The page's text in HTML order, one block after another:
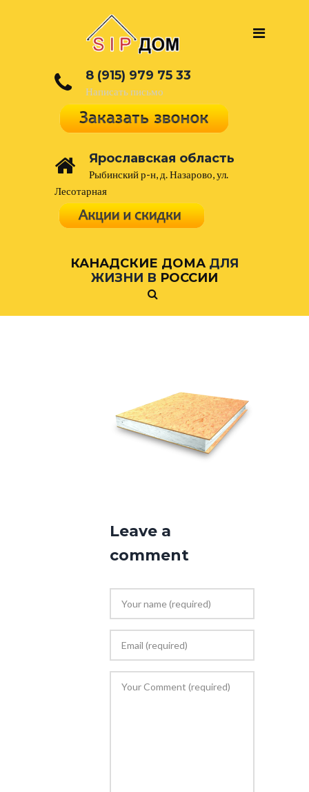
8 (915) 979 75 33
Написать письмо
Ярославская область
Рыбинский р-н, д. Назарово, ул.
Лесотарная
КАНАДСКИЕ ДОМА ДЛЯ
ЖИЗНИ В РОССИИ
Leave a
comment